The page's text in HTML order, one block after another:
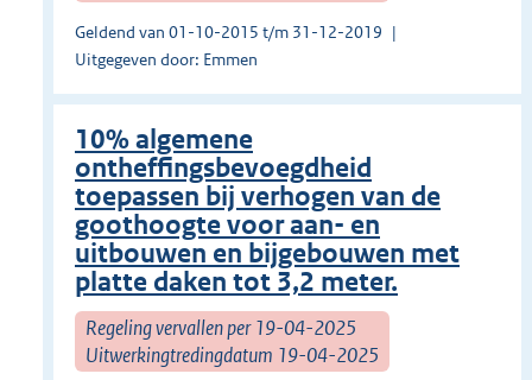
Geldend van 01-10-2015 t/m 31-12-2019
Uitgegeven door: Emmen
10% algemene
ontheffingsbevoegdheid
toepassen bij verhogen van de
goothoogte voor aan- en
uitbouwen en bijgebouwen met
platte daken tot 3,2 meter.
Regeling vervallen per 19-04-2025
Uitwerkingtredingdatum 19-04-2025